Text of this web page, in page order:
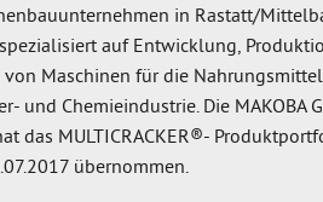
in Rastatt/
auf Entwicklung,
von Maschinen für die
und Chemieindustrie. Die MAKOBA
das MULTICRACKER®-
übernommen.